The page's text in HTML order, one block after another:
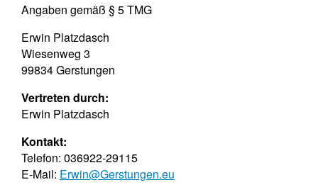
Angaben gemäß § 5 TMG
Erwin Platzdasch
Wiesenweg 3
99834 Gerstungen
Vertreten durch:
Erwin Platzdasch
Kontakt:
Telefon: 036922-29115
E-Mail: Erwin@Gerstungen.eu